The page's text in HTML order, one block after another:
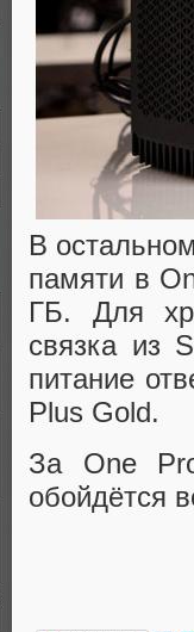
В
памяти в
ГБ. Для
связка из
питание
Plus Gold.
За One
обойдётся